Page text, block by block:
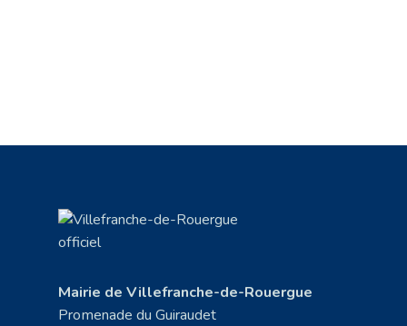
Mairie de Villefranche-de-Rouergue
Promenade du Guiraudet